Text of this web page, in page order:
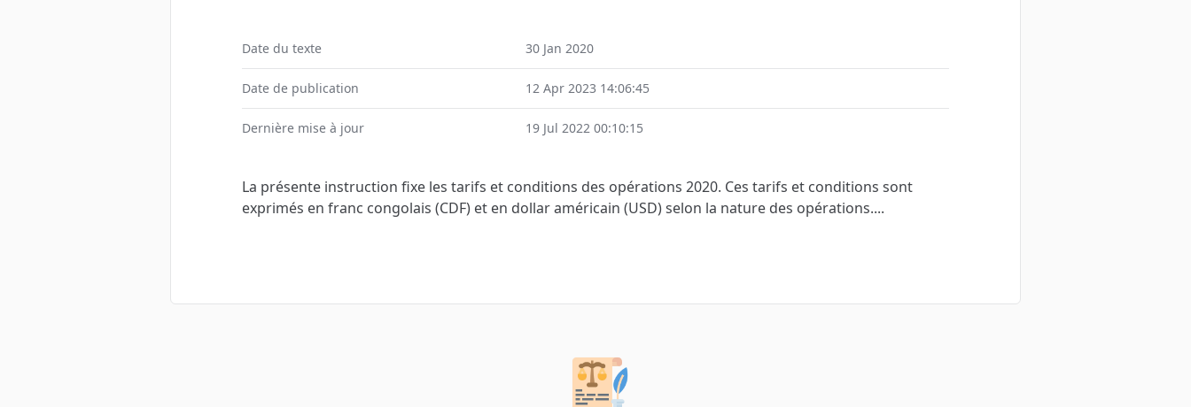
Date du texte 30 Jan 2020
Date de publication 12 Apr 2023 14:06:45
Dernière mise à jour 19 Jul 2022 00:10:15
La présente instruction fixe les tarifs et conditions des opérations 2020. Ces tarifs et conditions sont
exprimés en franc congolais (CDF) et en dollar américain (USD) selon la nature des opérations....